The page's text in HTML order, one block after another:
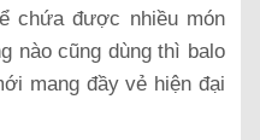
chứa được nhiều món
nào cũng dùng thì balo
mang đầy vẻ hiện đại